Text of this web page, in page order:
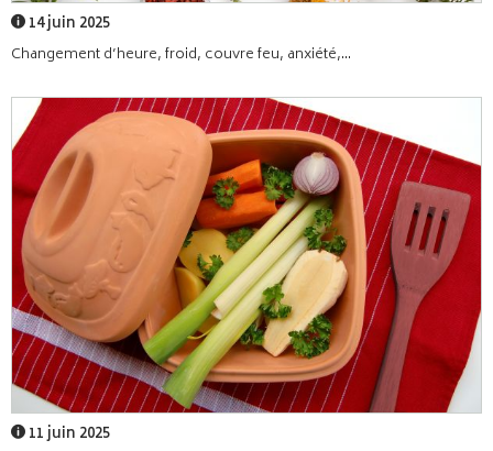
14 juin 2025
Changement d’heure, froid, couvre feu, anxiété,...
11 juin 2025